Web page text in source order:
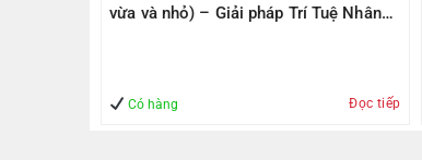
vừa và nhỏ) – Giải pháp Trí Tuệ Nhân
Có hàng Đọc tiếp